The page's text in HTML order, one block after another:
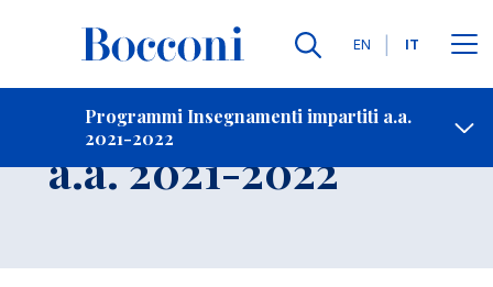
Lingue
EN IT
Programmi Insegnamenti impartiti a.a.
2021-2022
Contatti
Insegnamento
a.a. 2021-2022